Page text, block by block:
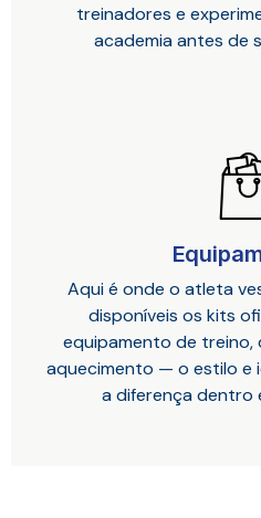
treinadores e
academia antes de
Aqui é onde o atleta
disponíveis os kits
equipamento de treino,
aquecimento — o estilo e
a diferença dentro